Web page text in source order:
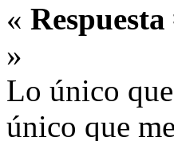
« Respuesta
»
Lo único
único que